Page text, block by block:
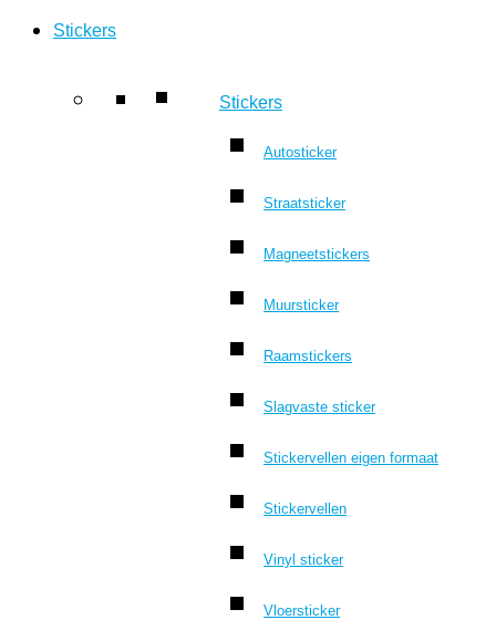
Stickers
Stickers
Autosticker
Straatsticker
Magneetstickers
Muursticker
Raamstickers
Slagvaste sticker
Stickervellen eigen formaat
Stickervellen
Vinyl sticker
Vloersticker